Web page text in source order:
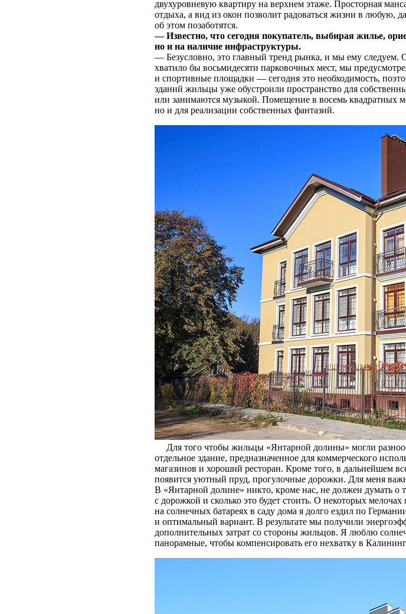
двухуровневую квартиру на верхнем этаже. Просторная
отдыха, а вид из окон позволит радоваться жизни в
об этом позаботятся.
— Известно, что сегодня покупатель, выбирая жилье,
но и на наличие инфраструктуры.
— Безусловно, это главный тренд рынка, и мы ему
хватило бы восьмидесяти парковочных мест, мы
и спортивные площадки — сегодня это необходимость,
зданий жильцы уже обустроили пространство для
или занимаются музыкой. Помещение в восемь квадратных
но и для реализации собственных фантазий.
Для того чтобы жильцы «Янтарной долины» могли
отдельное здание, предназначенное для коммерческого
магазинов и хороший ресторан. Кроме того, в дальнейшем
появится уютный пруд, прогулочные дорожки. Для меня
В «Янтарной долине» никто, кроме нас, не должен думать о
с дорожкой и сколько это будет стоить. О некоторых
на солнечных батареях в саду дома я долго ездил по
и оптимальный вариант. В результате мы получили
дополнительных затрат со стороны жильцов. Я люблю
панорамные, чтобы компенсировать его нехватку в